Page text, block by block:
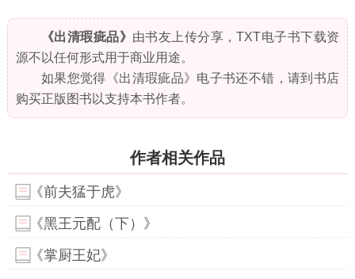
《出清瑕疵品》 由书友上传分享，TXT电子书下载资
源不以任何形式用于商业用途。
如果您觉得《出清瑕疵品》电子书还不错，请到书店
购买正版图书以支持本书作者。
作者相关作品
《前夫猛于虎》
《黑王元配（下）》
《掌厨王妃》